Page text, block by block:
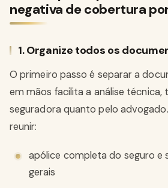
negativa de cobertura
1. Organize todos os
O primeiro passo é separar a
em mãos facilita a análise técnica,
seguradora quanto pelo
reunir:
apólice completa do seguro e
gerais